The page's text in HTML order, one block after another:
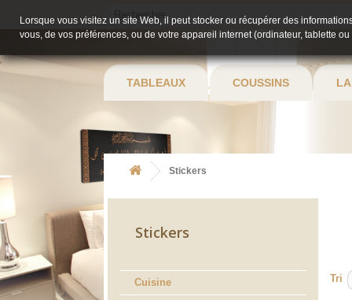
TABLEAUX COUSSINS
Stickers
Stickers
Cuisine Tri
Lorsque vous visitez un site Web, il peut stocker ou récupérer des
vous, de vos préférences, ou de votre appareil internet (ordinateur, tablette